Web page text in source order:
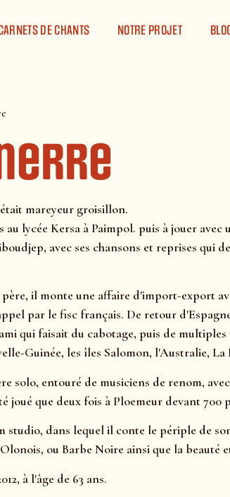
DE CHANTS NOTRE PROJET
mareyeur groisillon.
au lycée Kersa à Paimpol. puis à jouer
avec ses chansons et reprises qui
il monte une affaire d'import-export
par le fisc français. De retour
qui faisait du cabotage, puis de
Guinée, les îles Salomon, l'Australie, La
solo, entouré de musiciens de renom,
joué que deux fois à Ploemeur devant 700
studio, dans lequel il conte le périple de
ou Barbe Noire ainsi que la
à l'âge de 63 ans.